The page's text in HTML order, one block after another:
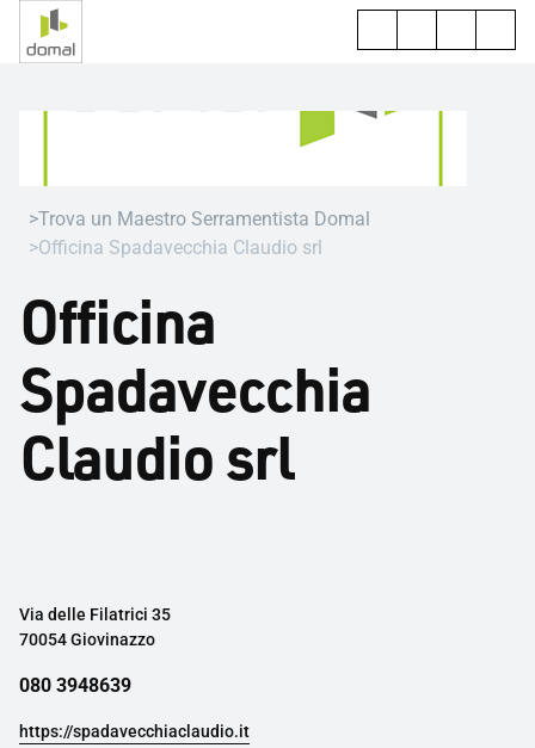
Trova un Maestro Serramentista Domal
Officina Spadavecchia Claudio srl
Officina
Spadavecchia
Claudio srl
Via delle Filatrici 35
70054 Giovinazzo
080 3948639
https://spadavecchiaclaudio.it